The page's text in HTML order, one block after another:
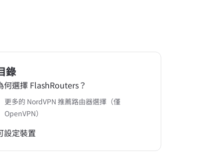
錄
何選擇 FlashRouters？
更多的 NordVPN 推薦路由器選擇（僅
OpenVPN）
設定裝置